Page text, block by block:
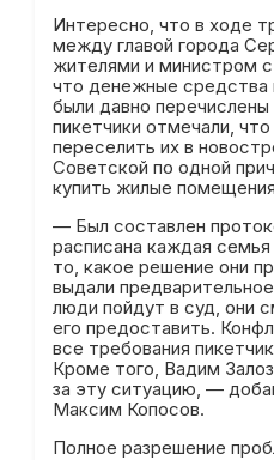
Интересно, что в ходе
между главой города
жителями и министром
что денежные средства
были давно
пикетчики отмечали,
переселить их в
Советской по одной
купить жилые
— Был составлен
расписана каждая
то, какое решение они
выдали
люди пойдут в суд, они
его предоставить.
все требования
Кроме того, Вадим
за эту ситуацию, —
Максим Копосов.
Полное разрешение